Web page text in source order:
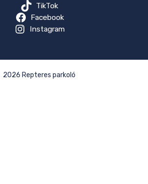
TikTok
Facebook
Instagram
2026 Repteres parkoló